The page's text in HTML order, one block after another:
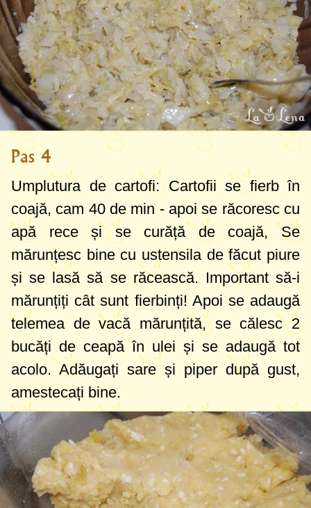
Pas 4
Umplutura de cartofi: Cartofii se fierb în
coajă, cam 40 de min - apoi se răcoresc cu
apă rece și se curăță de coajă, Se
mărunțesc bine cu ustensila de făcut piure
și se lasă să se răcească. Important să-i
mărunțiți cât sunt fierbinți! Apoi se adaugă
telemea de vacă mărunțită, se călesc 2
bucăți de ceapă în ulei și se adaugă tot
acolo. Adăugați sare și piper după gust,
amestecați bine.